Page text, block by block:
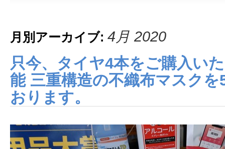
月別アーカイブ: 4月 2020
只今、タイヤ4本をご購入い
能 三重構造の不織布マスク
おります。